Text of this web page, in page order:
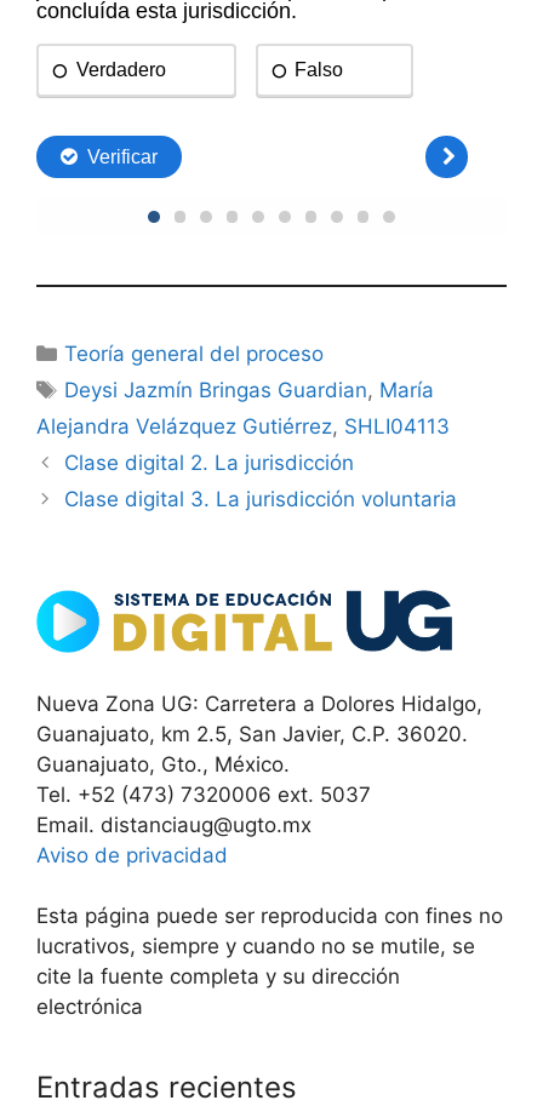
Categorías
Teoría general del proceso
Etiquetas
Deysi Jazmín Bringas Guardian, María
Alejandra Velázquez Gutiérrez, SHLI04113
Clase digital 2. La jurisdicción
Clase digital 3. La jurisdicción voluntaria
Nueva Zona UG: Carretera a Dolores Hidalgo,
Guanajuato, km 2.5, San Javier, C.P. 36020.
Guanajuato, Gto., México.
Tel. +52 (473) 7320006 ext. 5037
Email. distanciaug@ugto.mx
Aviso de privacidad
Esta página puede ser reproducida con fines no
lucrativos, siempre y cuando no se mutile, se
cite la fuente completa y su dirección
electrónica
Entradas recientes